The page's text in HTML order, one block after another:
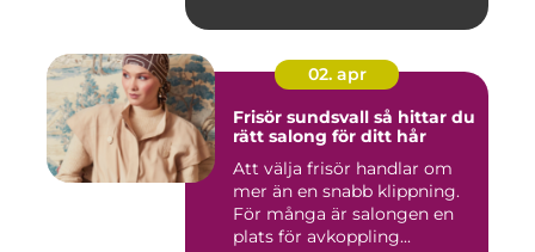
02. apr
Frisör sundsvall så hittar du
rätt salong för ditt hår
Att välja frisör handlar om
mer än en snabb klippning.
För många är salongen en
plats för avkoppling...